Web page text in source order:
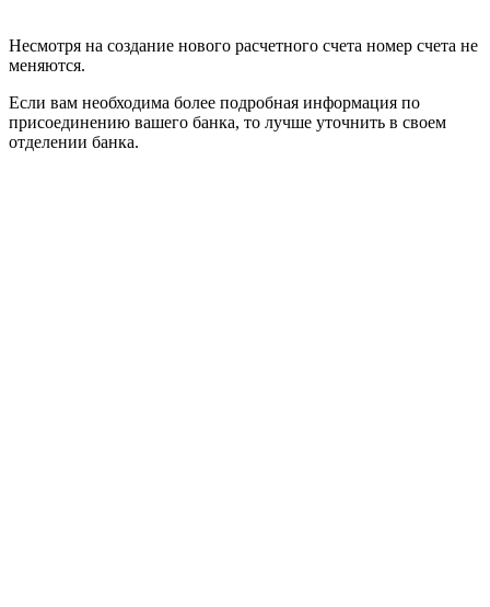
Несмотря на создание нового расчетного счета номер счета не
меняются.
Если вам необходима более подробная информация по
присоединению вашего банка, то лучше уточнить в своем
отделении банка.